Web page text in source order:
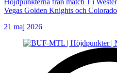
Höjdpunkterna från match 1 i
Vegas Golden Knights och
21 maj 2026